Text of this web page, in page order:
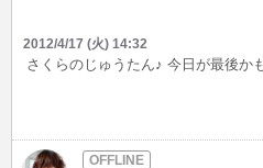
2012/4/17 (火) 14:32
さくらのじゅうたん♪ 今日が最後か